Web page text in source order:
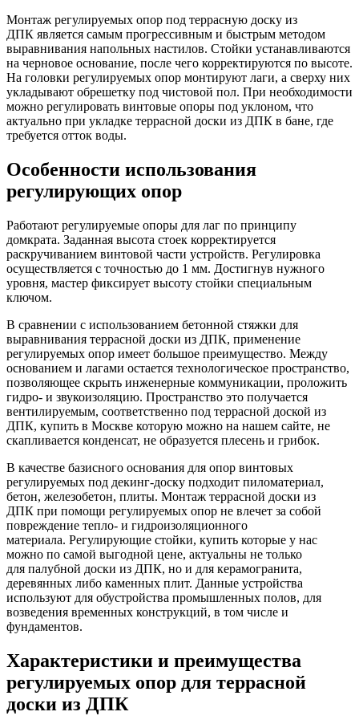
Монтаж регулируемых опор под террасную доску из
ДПК является самым прогрессивным и быстрым методом
выравнивания напольных настилов. Стойки устанавливаются
на черновое основание, после чего корректируются по высоте.
На головки регулируемых опор монтируют лаги, а сверху них
укладывают обрешетку под чистовой пол. При необходимости
можно регулировать винтовые опоры под уклоном, что
актуально при укладке террасной доски из ДПК в бане, где
требуется отток воды.
Особенности использования
регулирующих опор
Работают регулируемые опоры для лаг по принципу
домкрата. Заданная высота стоек корректируется
раскручиванием винтовой части устройств. Регулировка
осуществляется с точностью до 1 мм. Достигнув нужного
уровня, мастер фиксирует высоту стойки специальным
ключом.
В сравнении с использованием бетонной стяжки для
выравнивания террасной доски из ДПК, применение
регулируемых опор имеет большое преимущество. Между
основанием и лагами остается технологическое пространство,
позволяющее скрыть инженерные коммуникации, проложить
гидро- и звукоизоляцию. Пространство это получается
вентилируемым, соответственно под террасной доской из
ДПК, купить в Москве которую можно на нашем сайте, не
скапливается конденсат, не образуется плесень и грибок.
В качестве базисного основания для опор винтовых
регулируемых под декинг-доску подходит пиломатериал,
бетон, железобетон, плиты. Монтаж террасной доски из
ДПК при помощи регулируемых опор не влечет за собой
повреждение тепло- и гидроизоляционного
материала. Регулирующие стойки, купить которые у нас
можно по самой выгодной цене, актуальны не только
для палубной доски из ДПК, но и для керамогранита,
деревянных либо каменных плит. Данные устройства
используют для обустройства промышленных полов, для
возведения временных конструкций, в том числе и
фундаментов.
Характеристики и преимущества
регулируемых опор для террасной
доски из ДПК